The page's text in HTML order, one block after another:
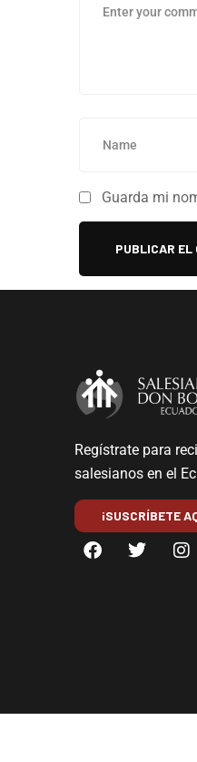
Guarda mi
Regístrate para
salesianos en el
¡SUSCRÍBETE